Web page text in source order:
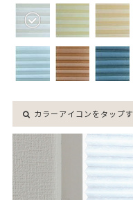
カラーアイコンをタップ